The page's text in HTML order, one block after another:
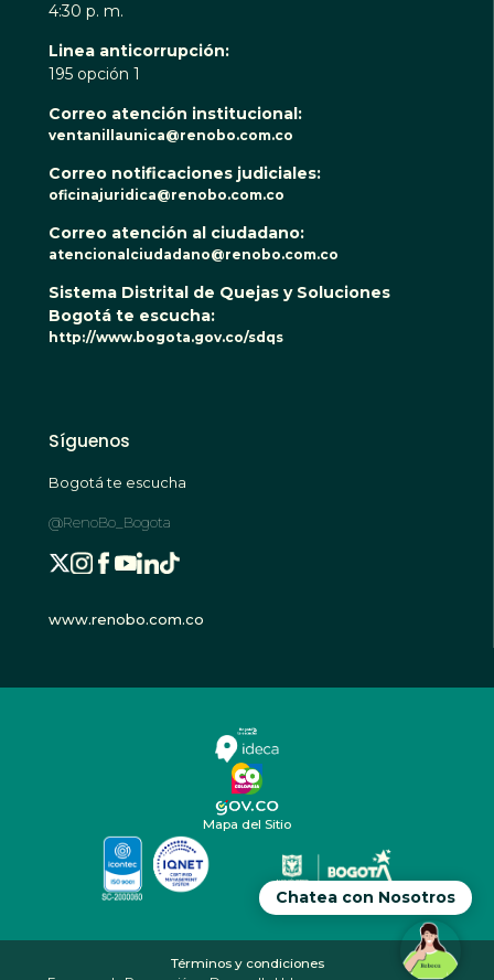
Chatea con Nosotros
4:30 p. m.
Linea anticorrupción:
195 opción 1
Correo atención institucional:
ventanillaunica@renobo.com.co
Correo notificaciones judiciales:
oficinajuridica@renobo.com.co
Correo atención al ciudadano:
atencionalciudadano@renobo.com.co
Sistema Distrital de Quejas y Soluciones
Bogotá te escucha:
http://www.bogota.gov.co/sdqs
Síguenos
Bogotá te escucha
@RenoBo_Bogota
www.renobo.com.co
Mapa del Sitio
Términos y condiciones